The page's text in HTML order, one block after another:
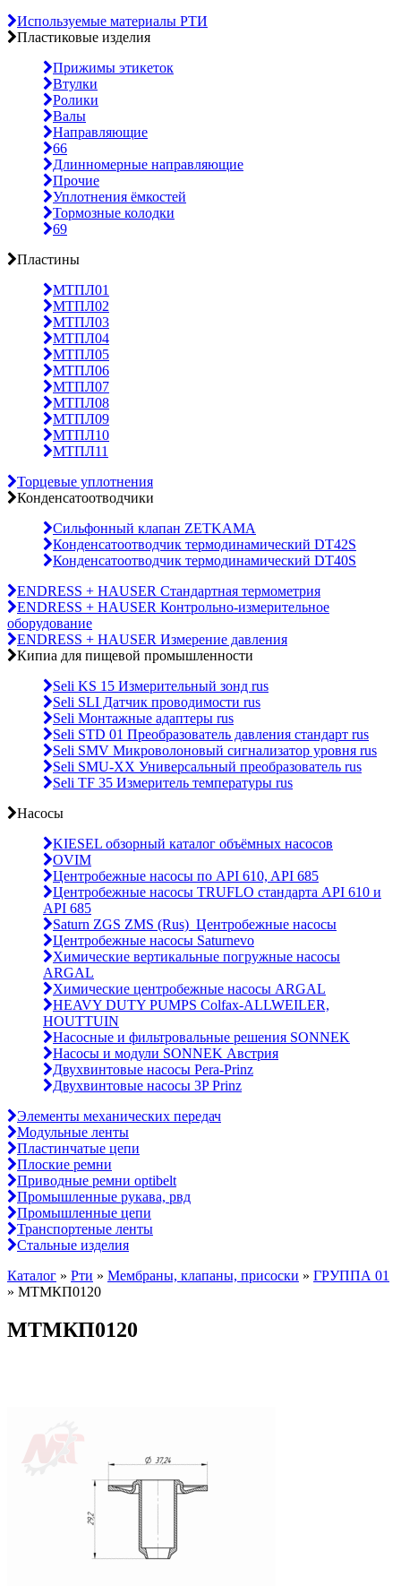
Используемые материалы РТИ
Пластиковые изделия
Прижимы этикеток
Втулки
Ролики
Валы
Направляющие
66
Длинномерные направляющие
Прочие
Уплотнения ёмкостей
Тормозные колодки
69
Пластины
МТПЛ01
МТПЛ02
МТПЛ03
МТПЛ04
МТПЛ05
МТПЛ06
МТПЛ07
МТПЛ08
МТПЛ09
МТПЛ10
МТПЛ11
Торцевые уплотнения
Конденсатоотводчики
Сильфонный клапан ZETKAMA
Конденсатоотводчик термодинамический DT42S
Конденсатоотводчик термодинамический DT40S
ENDRESS + HAUSER Стандартная термометрия
ENDRESS + HAUSER Контрольно-измерительное
оборудование
ENDRESS + HAUSER Измерение давления
Кипиа для пищевой промышленности
Seli KS 15 Измерительный зонд rus
Seli SLI Датчик проводимости rus
Seli Монтажные адаптеры rus
Seli STD 01 Преобразователь давления стандарт rus
Seli SMV Микроволоновый сигнализатор уровня rus
Seli SMU-ХХ Универсальный преобразователь rus
Seli TF 35 Измеритель температуры rus
Насосы
KIESEL обзорный каталог объёмных насосов
OVIM
Центробежные насосы по API 610, API 685
Центробежные насосы TRUFLO стандарта API 610 и
API 685
Saturn ZGS ZMS (Rus)_Центробежные насосы
Центробежные насосы Saturnevo
Химические вертикальные погружные насосы
ARGAL
Химические центробежные насосы ARGAL
HEAVY DUTY PUMPS Colfax-ALLWEILER,
HOUTTUIN
Насосные и фильтровальные решения SONNEK
Насосы и модули SONNEK Австрия
Двухвинтовые насосы Pera-Prinz
Двухвинтовые насосы 3P Prinz
Элементы механических передач
Модульные ленты
Пластинчатые цепи
Плоские ремни
Приводные ремни optibelt
Промышленные рукава, рвд
Промышленные цепи
Транспортеные ленты
Стальные изделия
Каталог » Рти » Мембраны, клапаны, присоски » ГРУППА 01
» МТМКП0120
МТМКП0120